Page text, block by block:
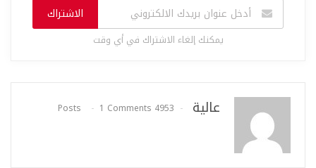
الاشتراك
يمكنك إلغاء الاشتراك في أي وقت
عالية 4953 Posts
1 Comments